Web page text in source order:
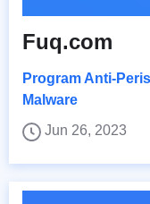
Fuq.com
Program Anti-
Malware
Jun 26, 2023